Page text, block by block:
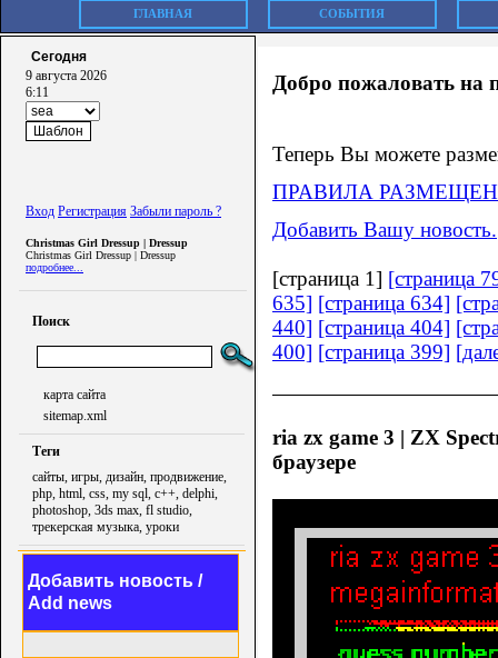
ГЛАВНАЯ СОБЫТИЯ
Сегодня
9 августа 2026
6:11
Вход Регистрация Забыли пароль ?
Christmas Girl Dressup | Dressup
Christmas Girl Dressup | Dressup
подробнее...
Поиск
карта сайта
sitemap.xml
Теги
сайты, игры, дизайн, продвижение,
php, html, css, my sql, c++, delphi,
photoshop, 3ds max, fl studio,
трекерская музыка, уроки
Добавить новость /
Add news
Добро пожаловать на
Теперь Вы можете
ПРАВИЛА
Добавить Вашу новость.
[страница 1] [страница
635] [страница 634]
440] [страница 404]
400] [страница 399]
ria zx game 3 | ZX
браузере